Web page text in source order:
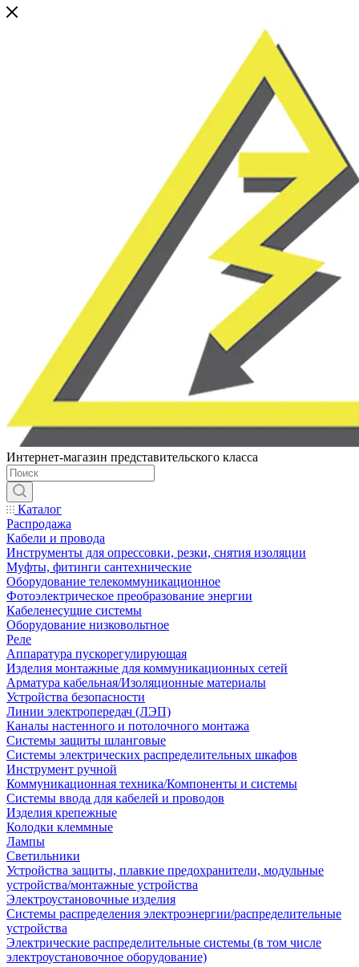
Интернет-магазин представительского класса
Каталог
Распродажа
Кабели и провода
Инструменты для опрессовки, резки, снятия изоляции
Муфты, фитинги сантехнические
Оборудование телекоммуникационное
Фотоэлектрическое преобразование энергии
Кабеленесущие системы
Оборудование низковольтное
Реле
Аппаратура пускорегулирующая
Изделия монтажные для коммуникационных сетей
Арматура кабельная/Изоляционные материалы
Устройства безопасности
Линии электропередач (ЛЭП)
Каналы настенного и потолочного монтажа
Системы защиты шланговые
Системы электрических распределительных шкафов
Инструмент ручной
Коммуникационная техника/Компоненты и системы
Системы ввода для кабелей и проводов
Изделия крепежные
Колодки клеммные
Лампы
Светильники
Устройства защиты, плавкие предохранители, модульные
устройства/монтажные устройства
Электроустановочные изделия
Системы распределения электроэнергии/распределительные
устройства
Электрические распределительные системы (в том числе
электроустановочное оборудование)